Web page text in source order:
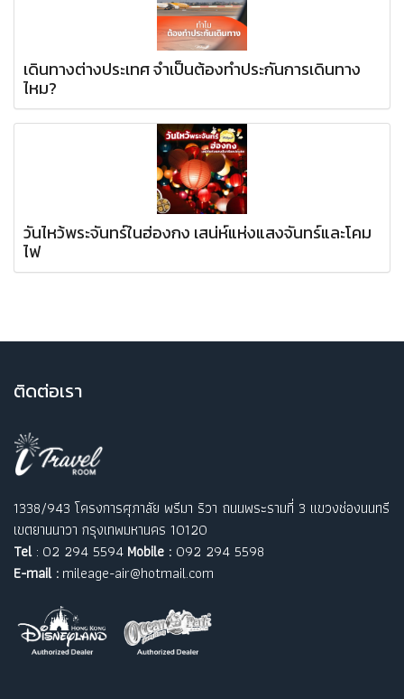
เดินทางต่างประเทศ จำเป็นต้องทำประกันการเดินทาง
ไหม?
วันไหว้พระจันทร์ในฮ่องกง เสน่ห์แห่งแสงจันทร์และโคม
ไฟ
ติดต่อเรา
1338/943 โครงการศุภาลัย พรีมา ริวา ถนนพระรามที่ 3 แขวงช่องนนทรี
เขตยานนาวา กรุงเทพมหานคร 10120
Tel: 02 294 5594 Mobile : 092 294 5598
E-mail : mileage-air@hotmail.com